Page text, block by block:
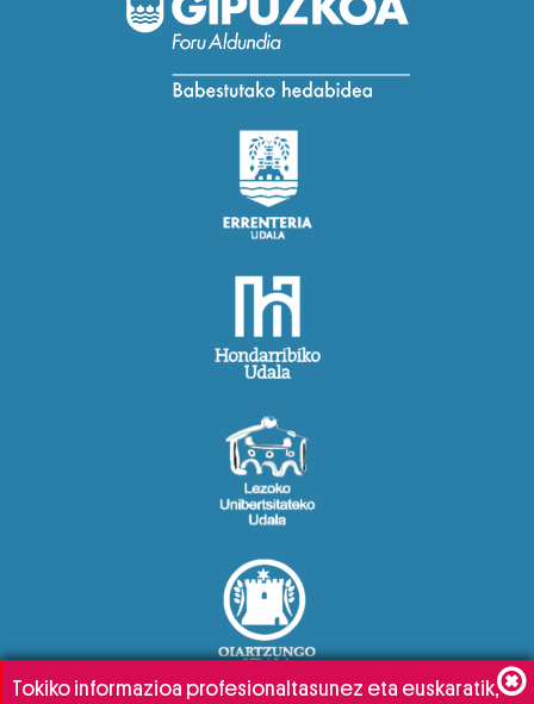
Tokiko informazioa profesionaltasunez eta euskaratik,